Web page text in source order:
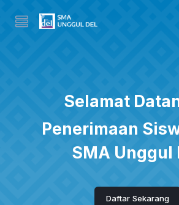
Selamat
Penerimaan
SMA Unggul
Daftar Sekarang